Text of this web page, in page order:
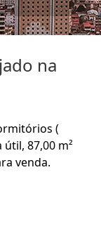
na
(
87,00 m²
venda.